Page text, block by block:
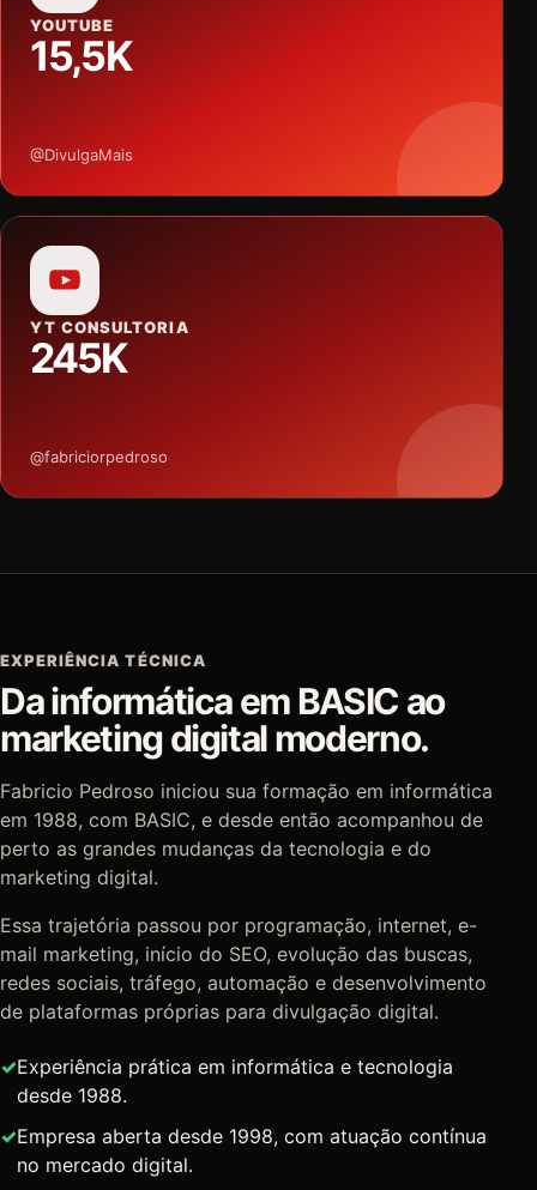
YOUTUBE
15,5K
@DivulgaMais
YT CONSULTORIA
245K
@fabriciorpedroso
EXPERIÊNCIA TÉCNICA
Da informática em BASIC ao
marketing digital moderno.
Fabricio Pedroso iniciou sua formação em informática
em 1988, com BASIC, e desde então acompanhou de
perto as grandes mudanças da tecnologia e do
marketing digital.
Essa trajetória passou por programação, internet, e-
mail marketing, início do SEO, evolução das buscas,
redes sociais, tráfego, automação e desenvolvimento
de plataformas próprias para divulgação digital.
Experiência prática em informática e tecnologia
desde 1988.
Empresa aberta desde 1998, com atuação contínua
no mercado digital.